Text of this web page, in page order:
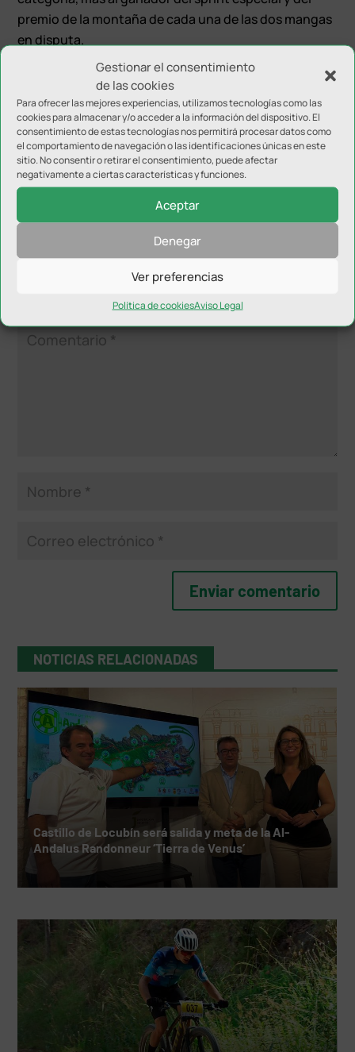
Gestionar el consentimiento
de las cookies
Para ofrecer las mejores experiencias, utilizamos tecnologías como las
cookies para almacenar y/o acceder a la información del dispositivo. El
consentimiento de estas tecnologías nos permitirá procesar datos como
el comportamiento de navegación o las identificaciones únicas en este
sitio. No consentir o retirar el consentimiento, puede afectar
negativamente a ciertas características y funciones.
Aceptar
Denegar
Ver preferencias
Política de cookiesAviso Legal
premio de la montaña de cada una de las dos mangas
en disputa.
La siguiente prueba de esta Copa será la ’11
Cronoescalada Pinturas Sergio de Cártama’ prevista
para el 4 de mayo y cuyas inscripciones se abrirán
próximamente.
Enviar comentario
Tu dirección de correo electrónico no será publicada.
campos obligatorios están marcados con*
NOTICIAS RELACIONADAS
Castillo de Locubín será salida y meta de la Al-
Andalus Randonneur ‘Tierra de Venus’